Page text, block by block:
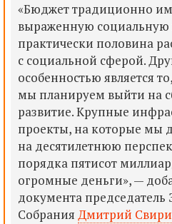
«Бюджет традиционно
выраженную социальную
практически половина
с социальной сферой.
особенностью является
мы планируем выйти на
развитие. Крупные
проекты, на которые мы
на десятилетнюю
порядка пятисот
огромные деньги», —
документа председатель
Собрания Дмитрий